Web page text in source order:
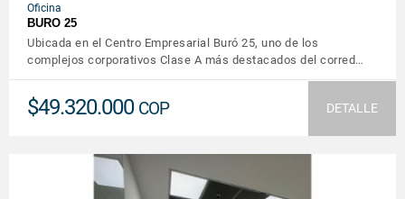
Oficina
BURO 25
Ubicada en el Centro Empresarial Buró 25, uno de los
complejos corporativos Clase A más destacados del corred…
$49.320.000 COP DETALLE